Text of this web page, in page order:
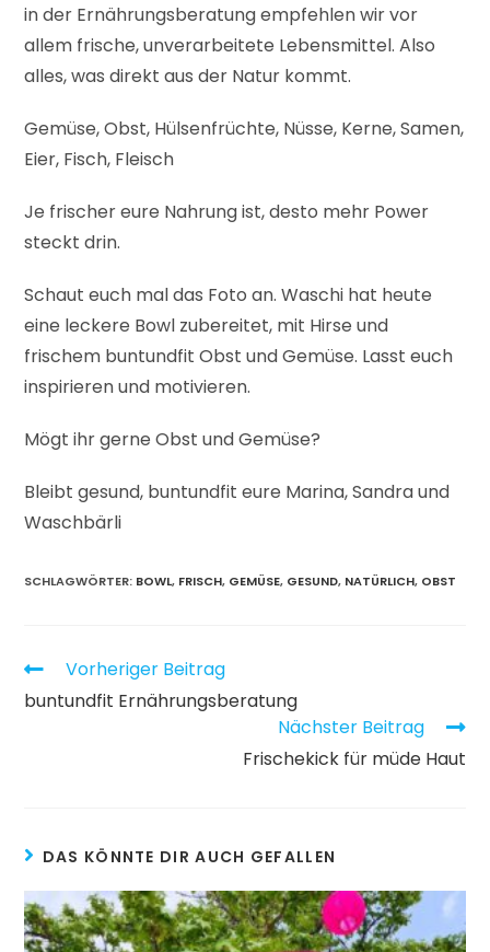
in der Ernährungsberatung empfehlen wir vor
allem frische, unverarbeitete Lebensmittel. Also
alles, was direkt aus der Natur kommt.
Gemüse, Obst, Hülsenfrüchte, Nüsse, Kerne, Samen,
Eier, Fisch, Fleisch
Je frischer eure Nahrung ist, desto mehr Power
steckt drin.
Schaut euch mal das Foto an. Waschi hat heute
eine leckere Bowl zubereitet, mit Hirse und
frischem buntundfit Obst und Gemüse. Lasst euch
inspirieren und motivieren.
Mögt ihr gerne Obst und Gemüse?
Bleibt gesund, buntundfit eure Marina, Sandra und
Waschbärli
SCHLAGWÖRTER: BOWL, FRISCH, GEMÜSE, GESUND, NATÜRLICH, OBST
Vorheriger Beitrag
buntundfit Ernährungsberatung
Nächster Beitrag
Frischekick für müde Haut
DAS KÖNNTE DIR AUCH GEFALLEN